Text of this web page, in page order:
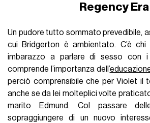
Regency Era
Un pudore tutto sommato prevedibile,
cui Bridgerton è ambientato. C’è
imbarazzo a parlare di sesso con
comprende l’importanza dell’
perciò comprensibile che per Violet il
anche se da lei molteplici volte
marito Edmund. Col passare
sopraggiungere di un nuovo